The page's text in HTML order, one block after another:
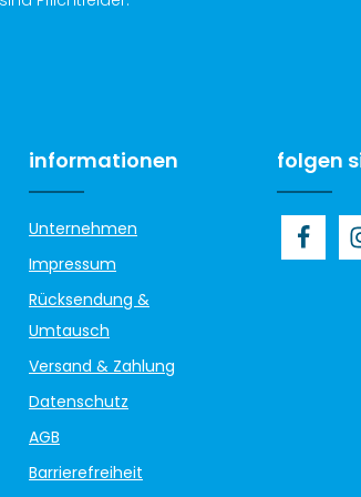
informationen
Unternehmen
Impressum
Rücksendung &
Umtausch
Versand & Zahlung
Datenschutz
AGB
Barrierefreiheit
folgen